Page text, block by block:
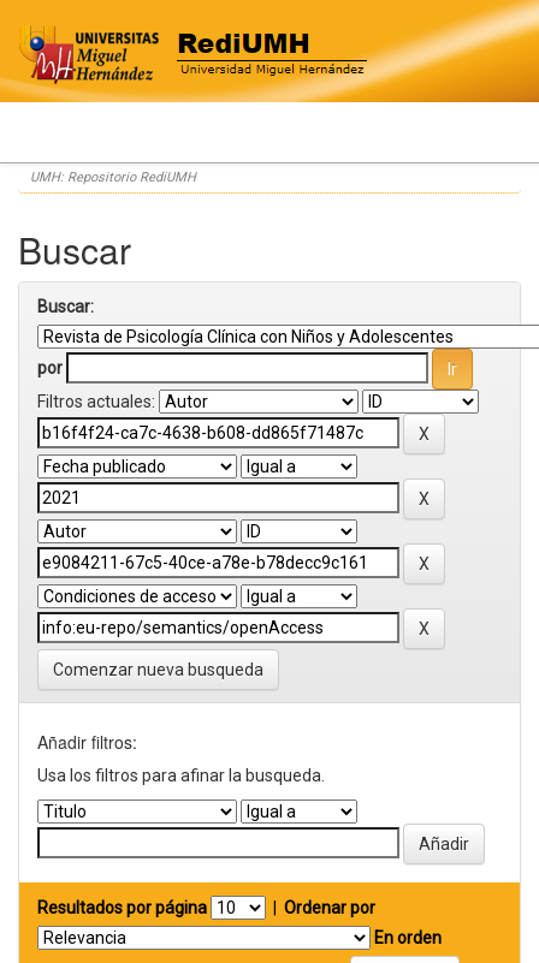
Skip
navigation
UMH: Repositorio RediUMH
Buscar
Buscar:
por
Filtros actuales:
Comenzar nueva busqueda
Añadir filtros:
Usa los filtros para afinar la busqueda.
Resultados por página
Ordenar por
En orden